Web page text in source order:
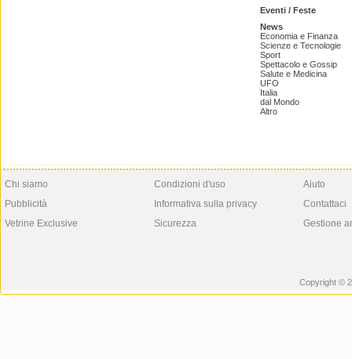
Eventi / Feste
News
Economia e Finanza
Scienze e Tecnologie
Sport
Spettacolo e Gossip
Salute e Medicina
UFO
Italia
dal Mondo
Altro
Chi siamo
Pubblicità
Vetrine Exclusive
Condizioni d'uso
Informativa sulla privacy
Sicurezza
Aiuto
Contattaci
Gestione
Copyright ©